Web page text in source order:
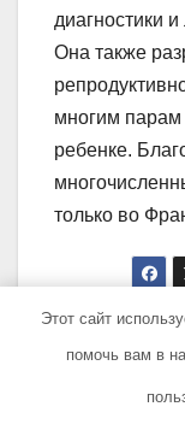
диагностики
Она также
многим парам
ребенке.
только во
Этот сайт
помочь вам в